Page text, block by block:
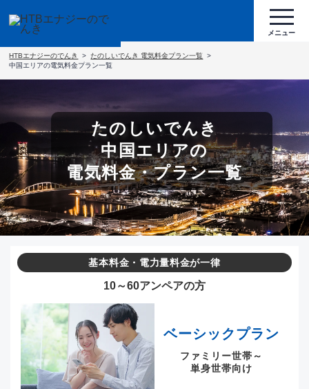
HTBエナジーのでんき
たのしいでんき 電気料金プラン一覧
中国エリアの電気料金プラン一覧
たのしいでんき
中国エリアの
電気料金・プラン一覧
基本料金・電力量料金が一律
10～60アンペアの方
ベーシックプラン
ファミリー世帯～
単身世帯向け